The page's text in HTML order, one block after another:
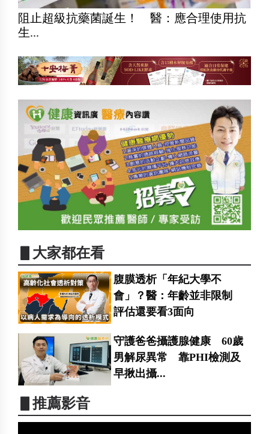
阻止超級抗藥菌誕生！ 醫：應合理使用抗
生...
▋大家都在看
腹膜透析「年紀大學不
會」？醫：年齡並非限制
評估還要看3面向
守護爸爸攝護腺健康 60歲
男解尿異常 靠PHI檢測及
早揪出攝...
▋推薦影音